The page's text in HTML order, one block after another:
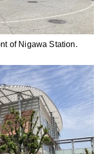
of Nigawa Station.